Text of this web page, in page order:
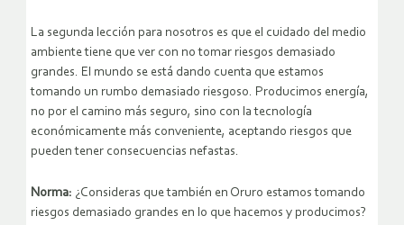
La segunda lección para nosotros es que el cuidado del medio
ambiente tiene que ver con no tomar riesgos demasiado
grandes. El mundo se está dando cuenta que estamos
tomando un rumbo demasiado riesgoso. Producimos energía,
no por el camino más seguro, sino con la tecnología
económicamente más conveniente, aceptando riesgos que
pueden tener consecuencias nefastas.
Norma: ¿Consideras que también en Oruro estamos tomando
riesgos demasiado grandes en lo que hacemos y producimos?